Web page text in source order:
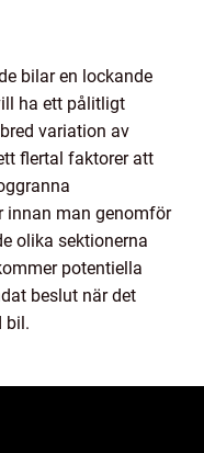
bilar en lockande
ha ett pålitligt
variation av
flertal faktorer att
innan man genomför
olika sektionerna
potentiella
beslut när det
bil.